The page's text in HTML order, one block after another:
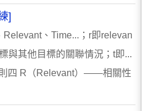
]
Relevant、Time...；r即relevan
與其他目標的關聯情況；t即...
四 R（Relevant）——相關性